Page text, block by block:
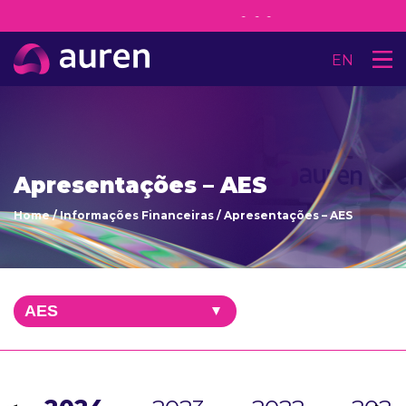
- - -
EN
Apresentações – AES
Home/Informações Financeiras / Apresentações – AES